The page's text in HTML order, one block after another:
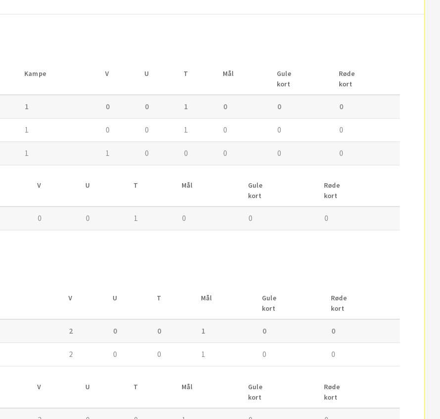
Kampe V U T Mål
Gule
kort
Røde
kort
1 0 0 1 0 0 0
1 0 0 1 0 0 0
1 1 0 0 0 0 0
V U T Mål
Gule
kort
Røde
kort
0 0 1 0 0 0
V U T Mål
Gule
kort
Røde
kort
2 0 0 1 0 0
2 0 0 1 0 0
V U T Mål
Gule
kort
Røde
kort